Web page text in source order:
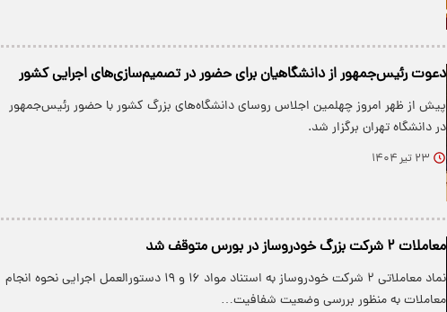
دعوت رئیس‌جمهور از دانشگاهیان برای حضور در تصمیم‌سازی‌های اجرایی کشور
پیش از ظهر امروز چهلمین اجلاس روسای دانشگاه‌های بزرگ کشور با حضور رئیس‌جمهور
در دانشگاه تهران برگزار شد.
۲۳ تیر ۱۴۰۴
معاملات ۲ شرکت بزرگ خودروساز در بورس متوقف شد
نماد معاملاتی ۲ شرکت خودروساز به استناد مواد ۱۶ و ۱۹ دستورالعمل اجرایی نحوه انجام
معاملات به منظور بررسی وضعیت شفافیت…